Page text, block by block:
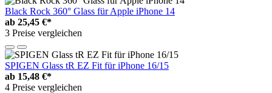
Black Rock 360° Glass für Apple iPhone 14
ab 25,45 €*
3 Preise vergleichen
SPIGEN Glass tR EZ Fit für iPhone 16/15
ab 15,48 €*
4 Preise vergleichen